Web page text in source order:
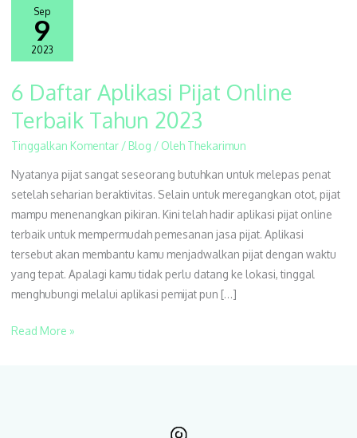
Sep
9
2023
6 Daftar Aplikasi Pijat Online
Terbaik Tahun 2023
Tinggalkan Komentar / Blog / Oleh Thekarimun
Nyatanya pijat sangat seseorang butuhkan untuk melepas penat
setelah seharian beraktivitas. Selain untuk meregangkan otot, pijat
mampu menenangkan pikiran. Kini telah hadir aplikasi pijat online
terbaik untuk mempermudah pemesanan jasa pijat. Aplikasi
tersebut akan membantu kamu menjadwalkan pijat dengan waktu
yang tepat. Apalagi kamu tidak perlu datang ke lokasi, tinggal
menghubungi melalui aplikasi pemijat pun […]
6
Aplikasi
Pijat
Online
Terbaik
2023
Read More »